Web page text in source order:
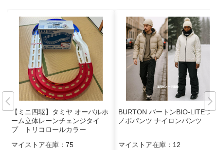
【ミニ四駆】タミヤ オーバルホ
ーム立体レーンチェンジタイ
プ トリコロールカラー
マイストア在庫： 75
BURTON バートンBIO-LITE ス
ノボパンツ ナイロンパンツ
マイストア在庫： 12